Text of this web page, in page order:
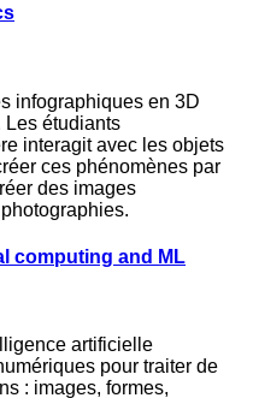
infographiques en 3D
Les étudiants
interagit avec les objets
ces phénomènes par
des images
computing and ML
artificielle
pour traiter de
: images, formes,